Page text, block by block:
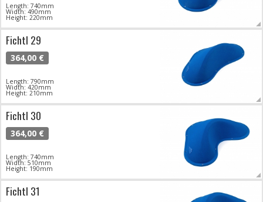
Length: 740mm
Width: 490mm
Height: 220mm
Fichtl 29
364,00 €
Length: 790mm
Width: 420mm
Height: 210mm
Fichtl 30
364,00 €
Length: 740mm
Width: 510mm
Height: 190mm
Fichtl 31